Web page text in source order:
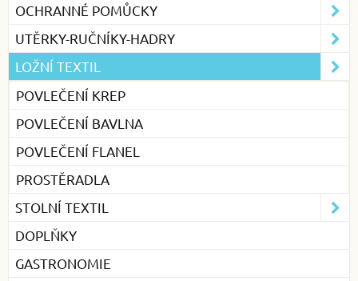
OCHRANNÉ POMŮCKY
UTĚRKY-RUČNÍKY-HADRY
LOŽNÍ TEXTIL
POVLEČENÍ KREP
POVLEČENÍ BAVLNA
POVLEČENÍ FLANEL
PROSTĚRADLA
STOLNÍ TEXTIL
DOPLŇKY
GASTRONOMIE